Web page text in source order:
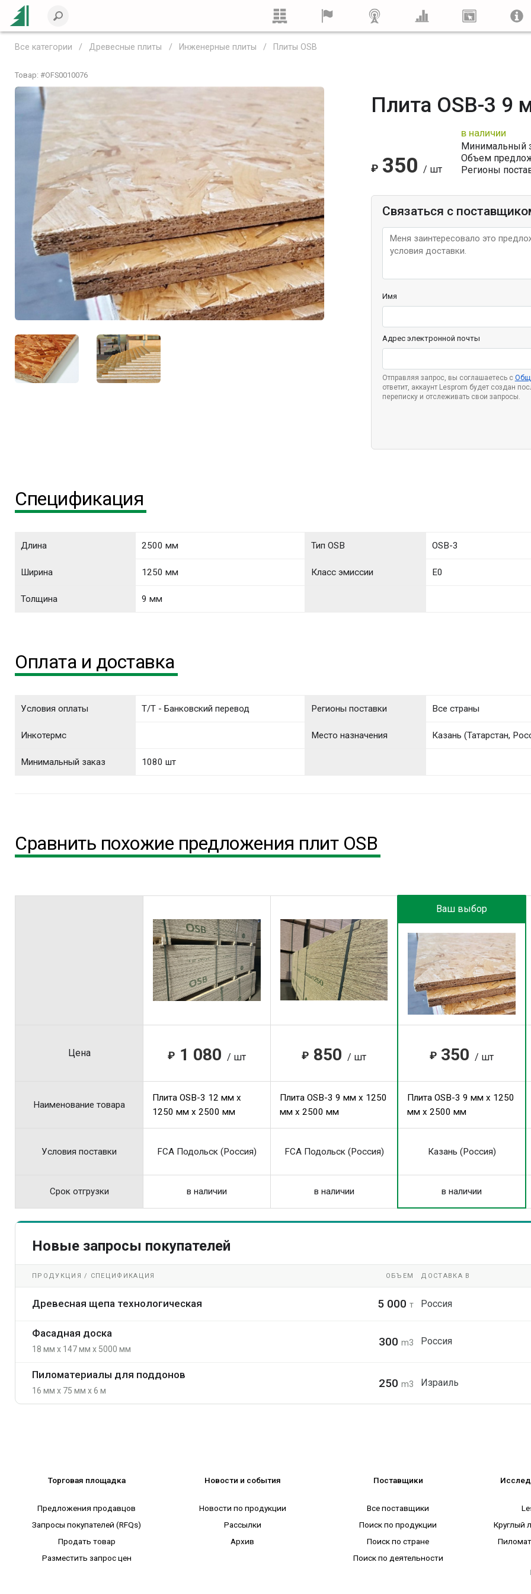
Все категории Древесные плиты Инженерные плиты Плиты OSB
Товар: #OFS0010076
Плита OSB-3
₽ 350 / шт
в наличии
Минимальный
Объем
Регионы
Связаться с
Имя
Адрес электронной почты
Отправляя запрос, вы соглашаетесь с
ответит, аккаунт Lesprom будет создан
переписку и отслеживать свои запросы.
Спецификация
Длина 2500 мм Тип OSB OSB-3
Ширина 1250 мм Класс эмиссии E0
Толщина 9 мм
Оплата и доставка
Условия оплаты T/T - Банковский перевод
Инкотермс
Минимальный заказ 1080 шт
Регионы поставки Все страны
Место назначения Казань (Татарстан,
Сравнить похожие предложения плит OSB
Ваш выбор
Цена ₽ 1 080 / шт ₽ 850 / шт ₽ 350 / шт
Наименование товара
Плита OSB-3 12 мм x
1250 мм x 2500 мм
Плита OSB-3 9 мм x 1250
мм x 2500 мм
Плита OSB-3 9 мм x 1250
мм x 2500 мм
Условия поставки FCA Подольск (Россия) FCA Подольск (Россия) Казань (Россия)
Срок отгрузки в наличии в наличии в наличии
Новые запросы покупателей
ПРОДУКЦИЯ / СПЕЦИФИКАЦИЯ ОБЪЕМ ДОСТАВКА В
Древесная щепа технологическая 5 000т Россия
Фасадная доска
18 мм x 147 мм x 5000 мм
300m3 Россия
Пиломатериалы для поддонов
16 мм x 75 мм x 6 м
250m3 Израиль
Торговая площадка
Предложения продавцов
Запросы покупателей (RFQs)
Продать товар
Разместить запрос цен
Новости и события
Новости по продукции
Рассылки
Архив
Поставщики
Все поставщики
Поиск по продукции
Поиск по стране
Поиск по деятельности
Круглый